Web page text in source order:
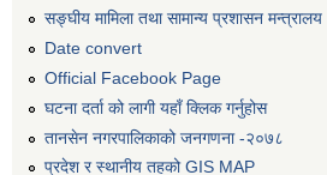
सङ्घीय मामिला तथा सामान्य प्रशासन मन्त्रालय
Date convert
Official Facebook Page
घटना दर्ता को लागी यहाँ क्लिक गर्नुहोस
तानसेन नगरपालिकाको जनगणना -२०७८
प्रदेश र स्थानीय तहको GIS MAP